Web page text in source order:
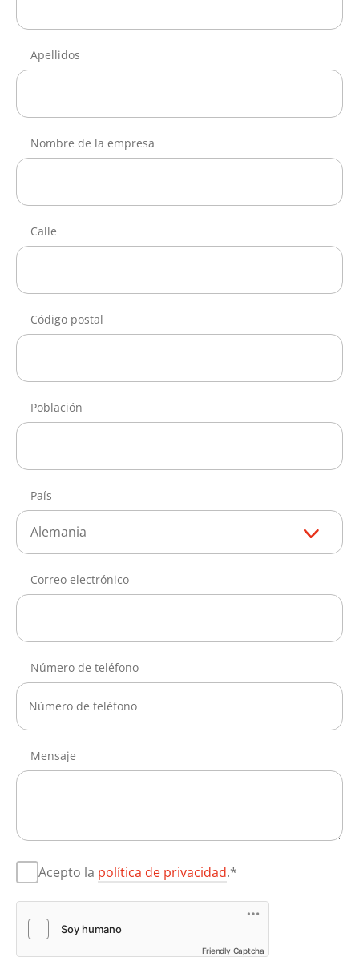
Apellidos
Nombre de la empresa
Calle
Código postal
Población
País
Alemania
Correo electrónico
Número de teléfono
Mensaje
Acepto la política de privacidad.*
Friendly Captcha